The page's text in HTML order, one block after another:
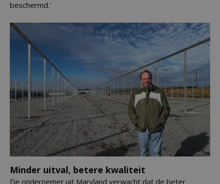
beschermd.'
Minder uitval, betere kwaliteit
De ondernemer uit Maryland verwacht dat de beter